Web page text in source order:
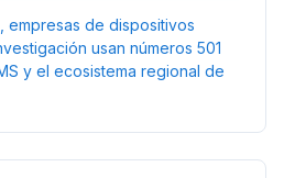
empresas de dispositivos
usan números 501
y el ecosistema regional de